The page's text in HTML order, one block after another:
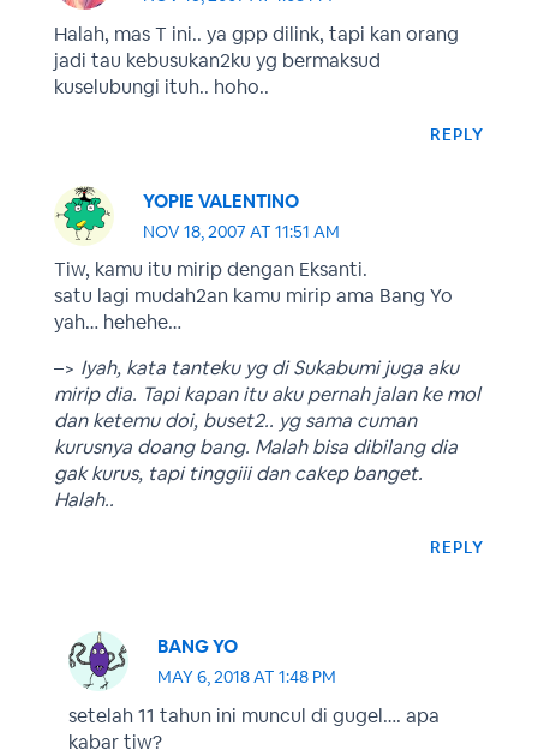
Halah, mas T ini.. ya gpp dilink, tapi kan orang
jadi tau kebusukan2ku yg bermaksud
kuselubungi ituh.. hoho..
REPLY
YOPIE VALENTINO
NOV 18, 2007 AT 11:51 AM
Tiw, kamu itu mirip dengan Eksanti.
satu lagi mudah2an kamu mirip ama Bang Yo
yah… hehehe…
–> Iyah, kata tanteku yg di Sukabumi juga aku
mirip dia. Tapi kapan itu aku pernah jalan ke mol
dan ketemu doi, buset2.. yg sama cuman
kurusnya doang bang. Malah bisa dibilang dia
gak kurus, tapi tinggiii dan cakep banget.
Halah..
REPLY
BANG YO
MAY 6, 2018 AT 1:48 PM
setelah 11 tahun ini muncul di gugel…. apa
kabar tiw?